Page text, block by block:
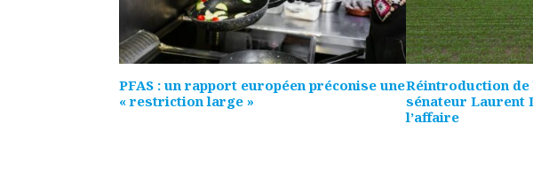
PFAS : un rapport européen préconise une
« restriction large »
Réintroduction de
sénateur Laurent
l’affaire